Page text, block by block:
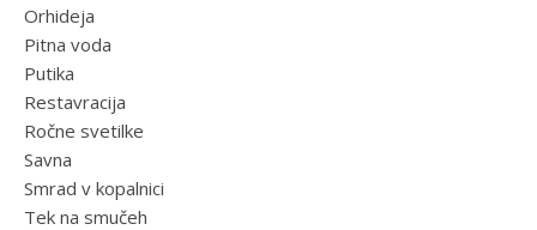
Orhideja
Pitna voda
Putika
Restavracija
Ročne svetilke
Savna
Smrad v kopalnici
Tek na smučeh